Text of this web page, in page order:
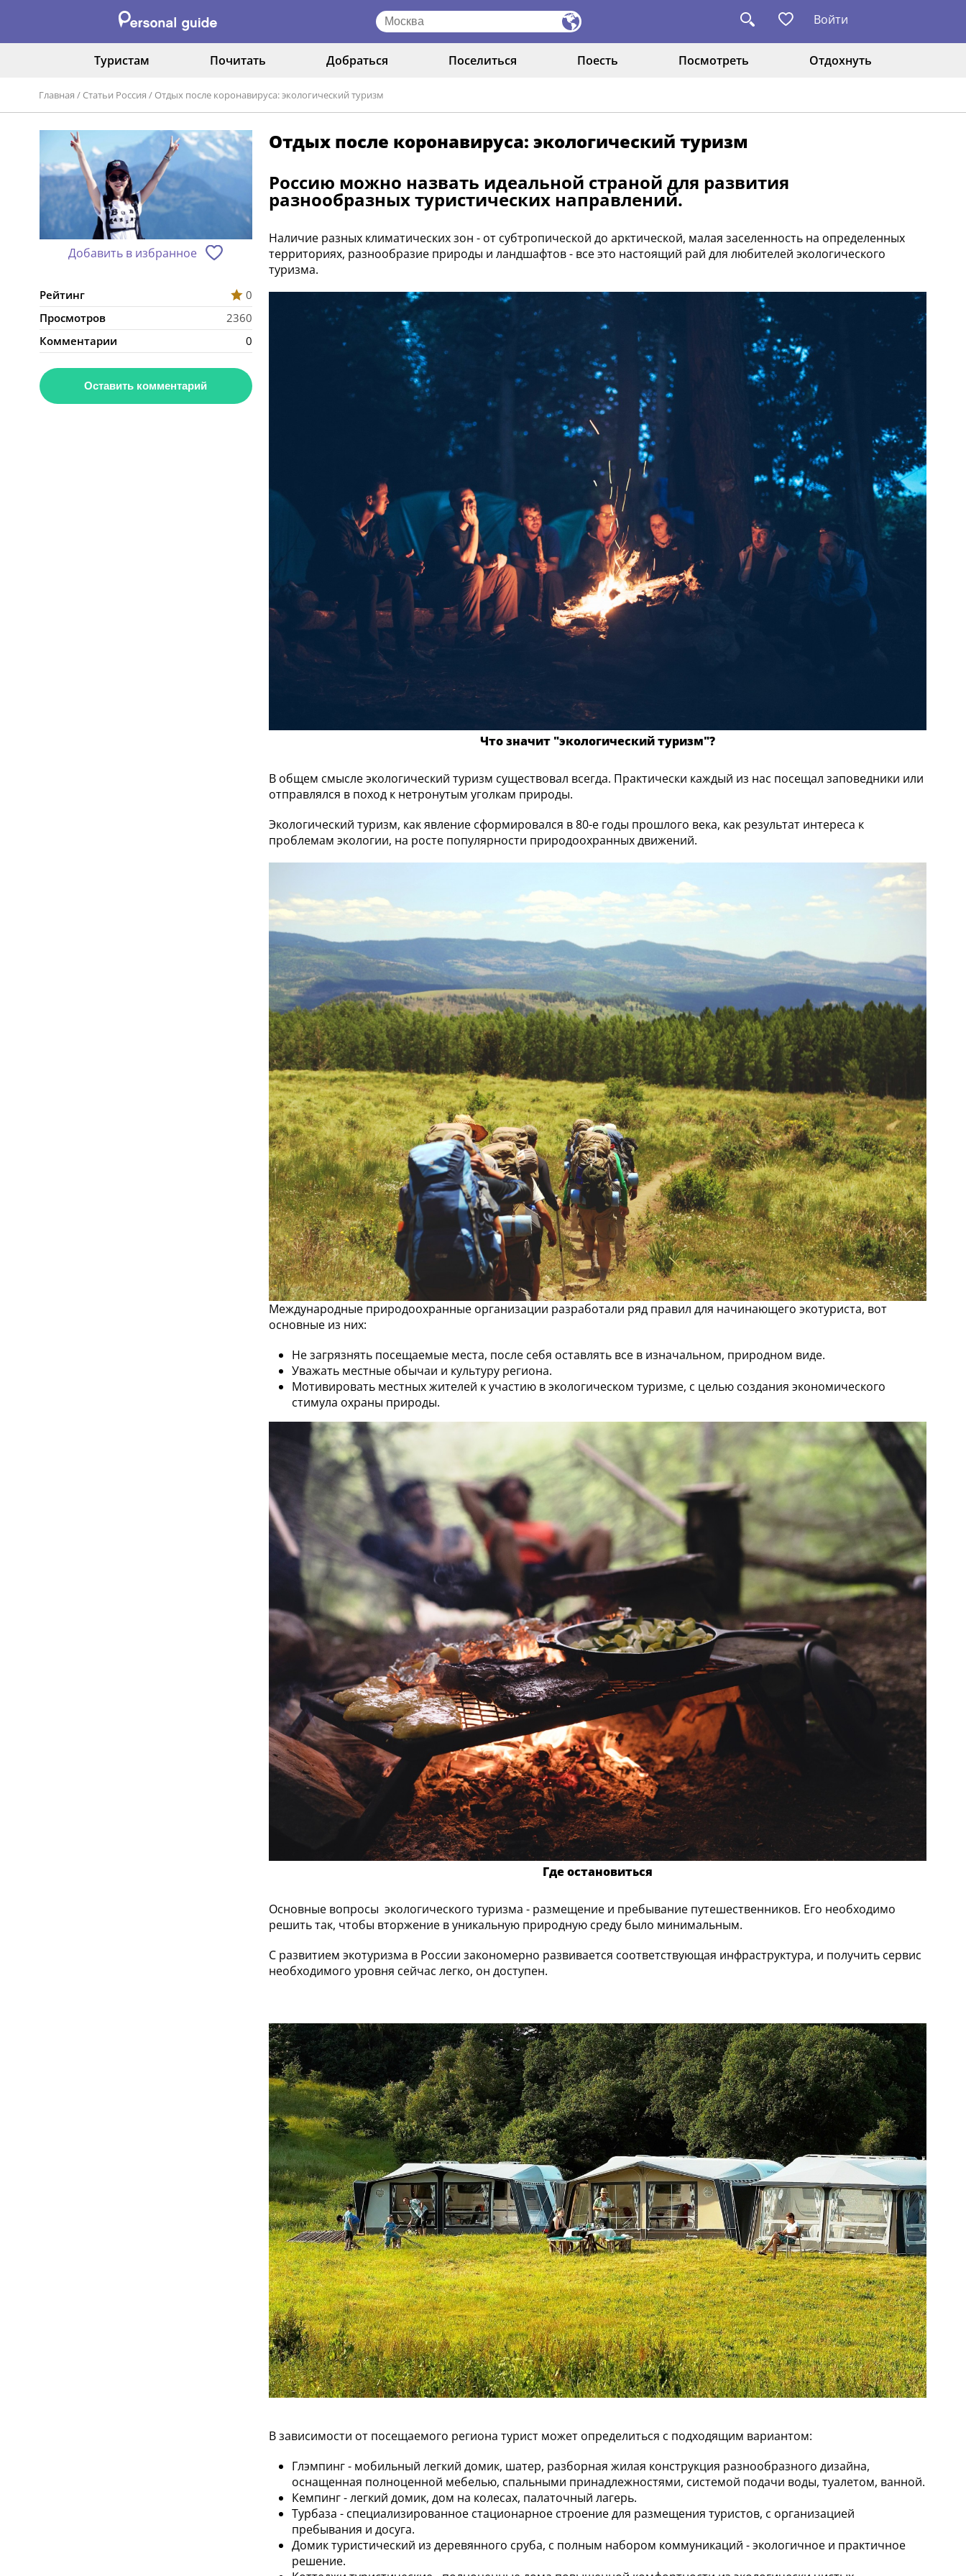
Войти
Туристам Почитать Добраться Поселиться Поесть Посмотреть Отдохнуть
Главная / Статьи Россия / Отдых после коронавируса: экологический туризм
Добавить в избранное
Рейтинг
0
Просмотров
2360
Комментарии
0
Оставить комментарий
Отдых после коронавируса: экологический туризм
Россию можно назвать идеальной страной для развития
разнообразных туристических направлений.
Наличие разных климатических зон - от субтропической до арктической, малая заселенность на определенных
территориях, разнообразие природы и ландшафтов - все это настоящий рай для любителей экологического
туризма.
Что значит "экологический туризм"?
В общем смысле экологический туризм существовал всегда. Практически каждый из нас посещал заповедники или
отправлялся в поход к нетронутым уголкам природы.
Экологический туризм, как явление сформировался в 80-е годы прошлого века, как результат интереса к
проблемам экологии, на росте популярности природоохранных движений.
Международные природоохранные организации разработали ряд правил для начинающего экотуриста, вот
основные из них:
Не загрязнять посещаемые места, после себя оставлять все в изначальном, природном виде.
Уважать местные обычаи и культуру региона.
Мотивировать местных жителей к участию в экологическом туризме, с целью создания экономического
стимула охраны природы.
Где остановиться
Основные вопросы экологического туризма - размещение и пребывание путешественников. Его необходимо
решить так, чтобы вторжение в уникальную природную среду было минимальным.
С развитием экотуризма в России закономерно развивается соответствующая инфраструктура, и получить сервис
необходимого уровня сейчас легко, он доступен.
В зависимости от посещаемого региона турист может определиться с подходящим вариантом:
Глэмпинг - мобильный легкий домик, шатер, разборная жилая конструкция разнообразного дизайна,
оснащенная полноценной мебелью, спальными принадлежностями, системой подачи воды, туалетом, ванной.
Кемпинг - легкий домик, дом на колесах, палаточный лагерь.
Турбаза - специализированное стационарное строение для размещения туристов, с организацией
пребывания и досуга.
Домик туристический из деревянного сруба, с полным набором коммуникаций - экологичное и практичное
решение.